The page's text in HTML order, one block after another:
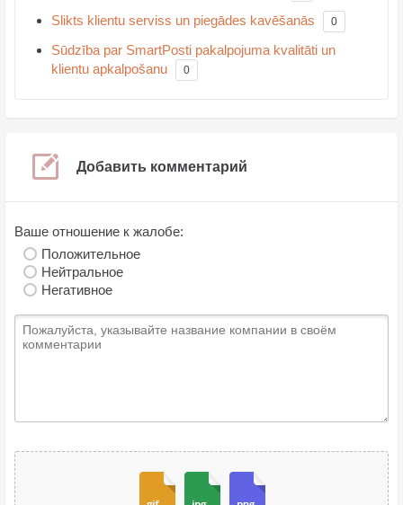
Slikts klientu serviss un piegādes kavēšanās 0
Sūdzība par SmartPosti pakalpojuma kvalitāti un
klientu apkalpošanu
0
Добавить комментарий
Ваше отношение к жалобе:
Положительное
Нейтральное
Негативное